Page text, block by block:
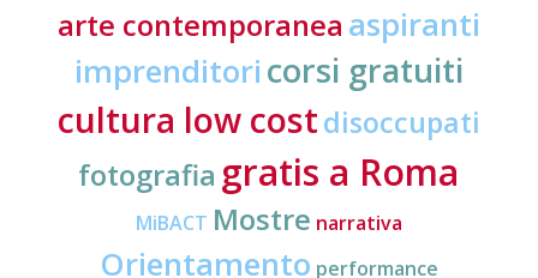
arte contemporanea aspiranti
imprenditori corsi gratuiti
cultura low costdisoccupati
fotografia gratis a Roma
MiBACT Mostre narrativa
Orientamento performance